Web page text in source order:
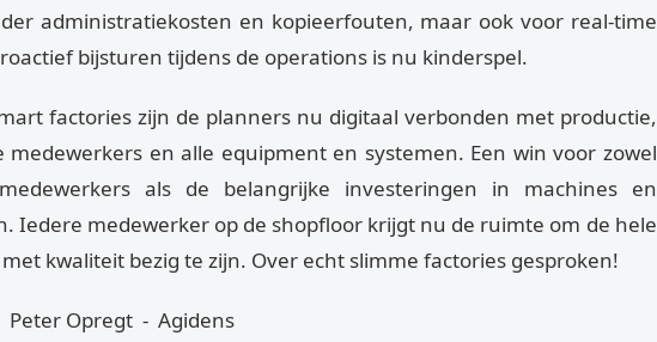
administratiekosten en kopieerfouten, maar ook voor real-time
bijsturen tijdens de operations is nu kinderspel.
factories zijn de planners nu digitaal verbonden met productie,
medewerkers en alle equipment en systemen. Een win voor zowel
als de belangrijke investeringen in machines en
Iedere medewerker op de shopfloor krijgt nu de ruimte om de hele
kwaliteit bezig te zijn. Over echt slimme factories gesproken!
Peter Opregt - Agidens